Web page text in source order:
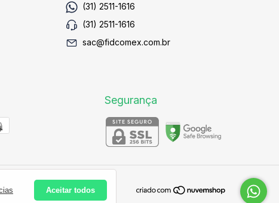
(31) 2511-1616
(31) 2511-1616
sac@fidcomex.com.br
Segurança
Aceitar todos